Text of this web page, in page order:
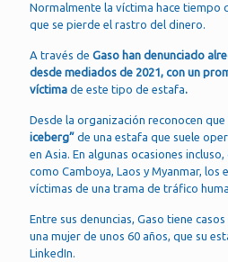
Normalmente la víctima hace tiempo
que se pierde el rastro del dinero.
A través de Gaso han denunciado
desde mediados de 2021, con un
víctima de este tipo de estafa.
Desde la organización reconocen que
iceberg” de una estafa que suele
en Asia. En algunas ocasiones
como Camboya, Laos y Myanmar, los
víctimas de una trama de tráfico
Entre sus denuncias, Gaso tiene
una mujer de unos 60 años, que su
LinkedIn.